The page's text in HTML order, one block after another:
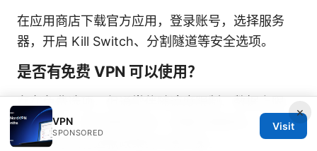
在应用商店下载官方应用，登录账号，选择服务
器，开启 Kill Switch、分割隧道等安全选项。
是否有免费 VPN 可以使用？
存在免费选项，但通常伴随速度限制、数据上限、
广告干扰，甚至隐私风险。若要长期使用，推荐选
择口碑好且有退款政策的付费方案。
×
VPN
SPONSORED
Visit